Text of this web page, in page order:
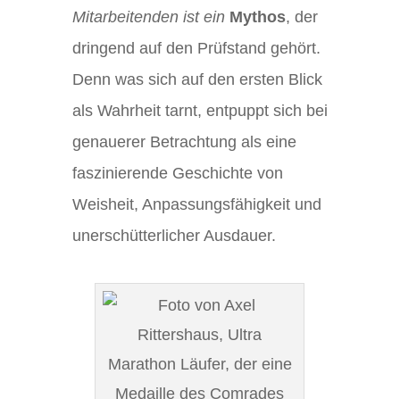
Mitarbeitenden ist ein Mythos, der
dringend auf den Prüfstand gehört.
Denn was sich auf den ersten Blick
als Wahrheit tarnt, entpuppt sich bei
genauerer Betrachtung als eine
faszinierende Geschichte von
Weisheit, Anpassungsfähigkeit und
unerschütterlicher Ausdauer.